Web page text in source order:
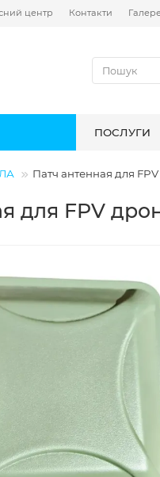
центр Контакти
ПОСЛУГИ
Патч антенная для
для FPV